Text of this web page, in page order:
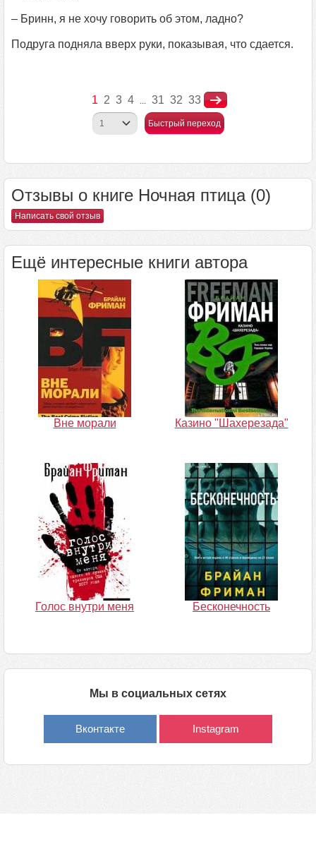
– Бринн, я не хочу говорить об этом, ладно?
Подруга подняла вверх руки, показывая, что сдается.
1 2 3 4 ... 31 32 33
Быстрый переход
Отзывы о книге Ночная птица (0)
Написать свой отзыв
Ещё интересные книги автора
Вне морали Казино "Шахерезада"
Голос внутри меня Бесконечность
Мы в социальных сетях
Вконтакте Instagram